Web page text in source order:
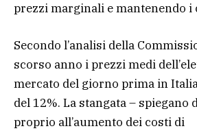
prezzi marginali e mantenendo i
Secondo l’analisi della
scorso anno i prezzi medi
mercato del giorno prima in
del 12%. La stangata – spiegano
proprio all’aumento dei costi di